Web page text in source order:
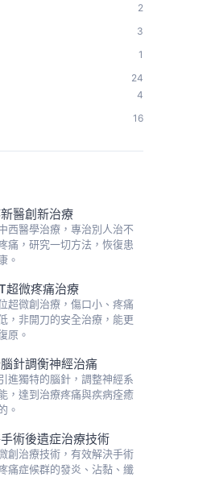
2
3
1
24
4
16
醫創新治療
西醫學治療，專治別人治不
痛，研究一切方法，恢復患
。
超微疼痛治療
超微創治療，傷口小、疼痛
，非開刀的安全治療，能更
原。
針調衡神經治痛
進獨特的腦針，調整神經系
，達到治療疼痛與疾病痊癒
。
術後遺症治療技術
創治療技術，有效解決手術
痛症候群的發炎、沾黏、纖